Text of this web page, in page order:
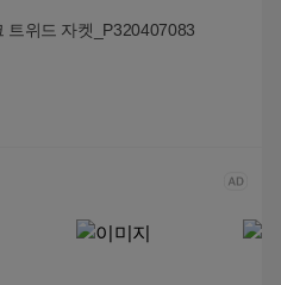
트위드 자켓_P320407083